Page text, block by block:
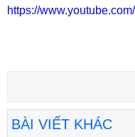
https://
BÀI VIẾT KHÁC